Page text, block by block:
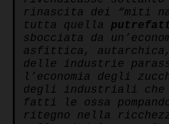
rinascita dei “miti
tutta quella
sbocciata da
asfittica, autarchica,
delle industrie
l’economia degli
degli industriali che
fatti le ossa
ritegno nella